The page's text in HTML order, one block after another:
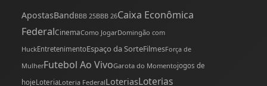
ApostasBandBBB 25BBB 26Caixa Econômica
FederalCinemaComo JogarDomingão com
HuckEntretenimentoEspaço da SorteFilmesForça de
MulherFutebol Ao VivoGarota do Momentojogos de
hojeLoteriaLoteria FederalLoteriasLoterias